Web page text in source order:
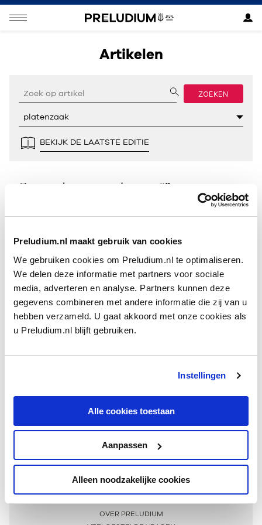
Preludium.nl maakt gebruik van cookies
We gebruiken cookies om Preludium.nl te optimaliseren.
We delen deze informatie met partners voor sociale
media, adverteren en analyse. Partners kunnen deze
gegevens combineren met andere informatie die zij van u
hebben verzameld. U gaat akkoord met onze cookies als
u Preludium.nl blijft gebruiken.
Instellingen
Alle cookies toestaan
Aanpassen
Alleen noodzakelijke cookies
Artikelen
ZOEKEN
BEKIJK DE LAATSTE EDITIE
Geen resultaten gevonden voor “”.
Meer informatie
OVER PRELUDIUM